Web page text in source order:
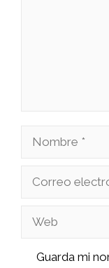
Nombre
Correo
Web
Guarda mi